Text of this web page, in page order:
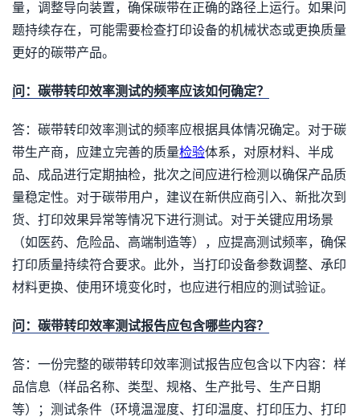
量，调整导向装置，确保碳带在正确的路径上运行。如果问
题持续存在，可能需要检查打印设备的机械状态或更换质量
更好的碳带产品。
问：碳带转印效率测试的频率应该如何确定？
答：碳带转印效率测试的频率应根据具体情况确定。对于碳
带生产商，应建立完善的质量检验体系，对原材料、半成
品、成品进行定期抽检，批次之间应进行检测以确保产品质
量稳定性。对于碳带用户，建议在新供应商引入、新批次到
货、打印效果异常等情况下进行测试。对于关键应用场景
（如医药、危险品、高端制造等），应提高测试频率，确保
打印质量持续符合要求。此外，当打印设备参数调整、承印
材料更换、使用环境变化时，也应进行相应的测试验证。
问：碳带转印效率测试报告应包含哪些内容？
答：一份完整的碳带转印效率测试报告应包含以下内容：样
品信息（样品名称、类型、规格、生产批号、生产日期
等）；测试条件（环境温湿度、打印温度、打印压力、打印